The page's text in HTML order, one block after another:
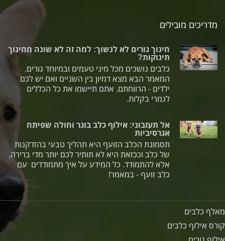
מדריכים מובילים
חינוך גורים לא לנשוך: למה זה לא שונה מחינוך
תינוקות?
כלבים נושכים מכל מיני טעמים ובמיוחד גורים.
המאמר הבא מצא דמיון בין השניים ואם יש לכם
ילדים - הרווחתם, אתם תיישמו את כל הכללים
לגמרי בקלות.
אל תעזבוני: אילוף כלב בוגר וחולה שפיתח
אגרסיביות
תסמונת הכלב הזועף היא תהליך טבעי בהזדקנות
של כלב וככזאת היא לא תותיר לכם יותר מדי ברירה,
אלא להתמודד. כל המידע על איך מתמודדים עם
כלב זועף - במאמר!
מאלף כלבים
קורס אילוף כלבים